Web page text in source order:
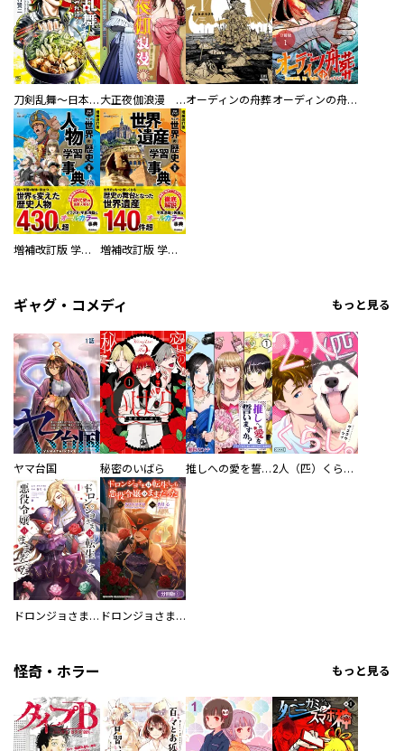
刀剣乱舞～日本号つれづれ酒～ 大正夜伽浪漫 －金曜日の花嫁—オーディンの舟葬 オーディンの舟葬 分冊版
増補改訂版 学研まんが NEW世界の歴史 別巻 人物学習事典 増補改訂版 学研まんが NEW世界の歴史 別巻 世界遺産学習事典
ギャグ・コメディ もっと見る
ヤマ台国 秘密のいばら 推しへの愛を誓いますか？～アラサー女子、推しは逃げぬが人生逃げる～ 2人（匹）くらし。
ドロンジョさまは転生しても悪役令嬢のままだった ドロンジョさまは転生しても悪役令嬢のままだった【分冊版】
怪奇・ホラー もっと見る